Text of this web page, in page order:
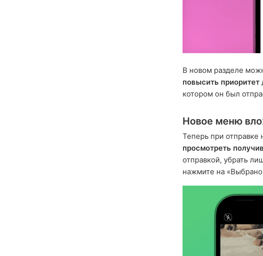
В новом разделе
повысить приоритет
котором он был
Новое меню
Теперь при отправке
просмотреть
отправкой, убрать
нажмите на